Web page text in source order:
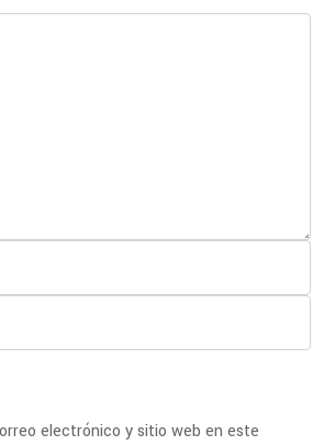
electrónico y sitio web en este